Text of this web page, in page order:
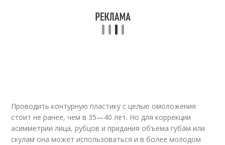
Проводить контурную пластику с целью омоложения
стоит не ранее, чем в 35—40 лет. Но для коррекции
асимметрии лица, рубцов и придания объема губам или
скулам она может использоваться и в более молодом